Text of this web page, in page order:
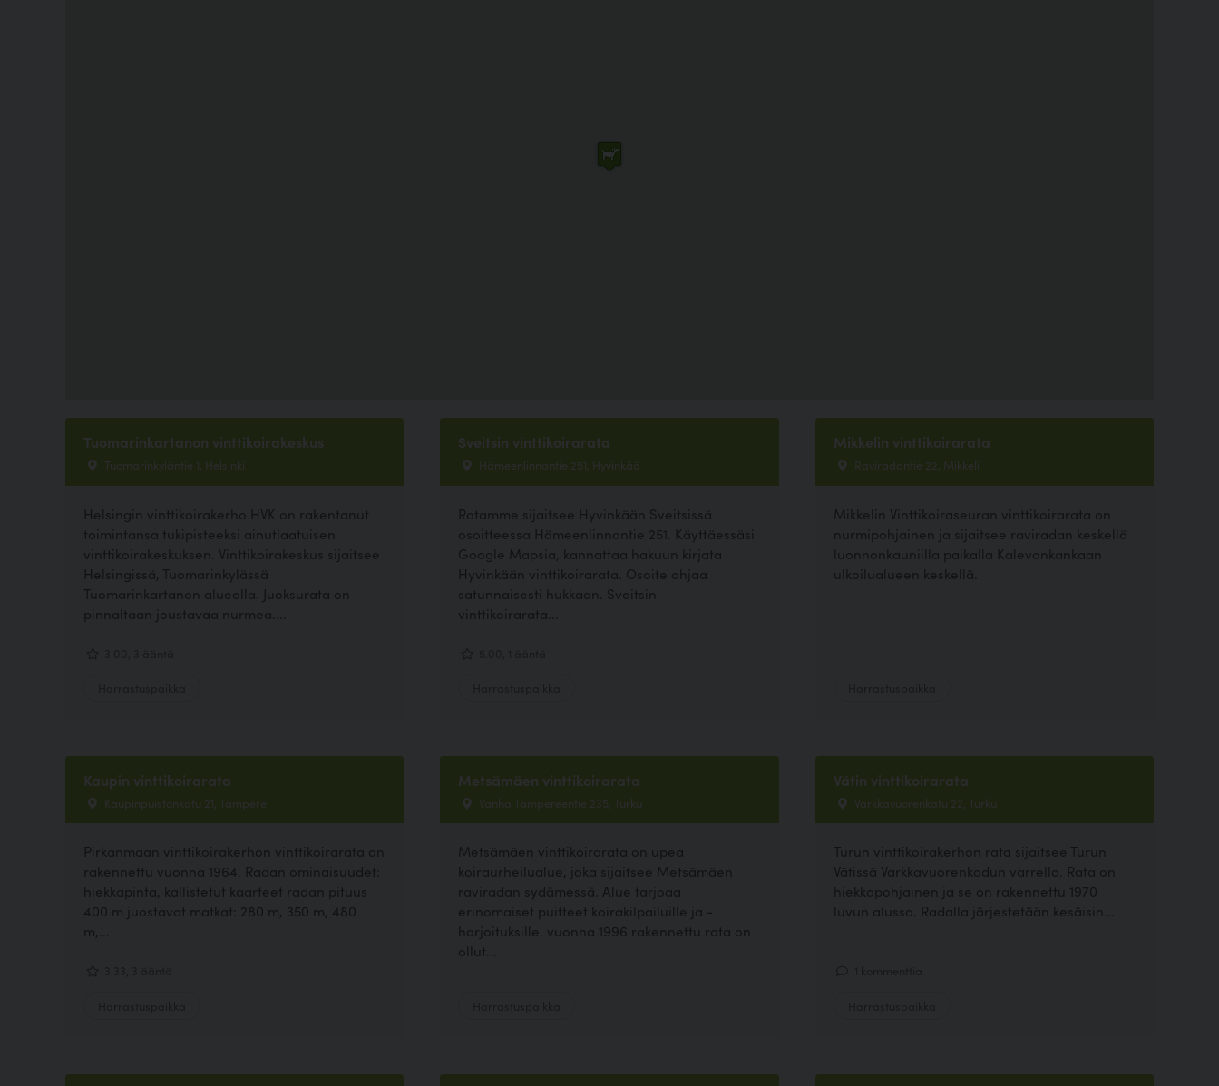
Tuomarinkartanon vinttikoirakeskus
Tuomarinkyläntie 1, Helsinki
Helsingin vinttikoirakerho HVK on rakentanut
toimintansa tukipisteeksi ainutlaatuisen
vinttikoirakeskuksen. Vinttikoirakeskus sijaitsee
Helsingissä, Tuomarinkylässä
Tuomarinkartanon alueella. Juoksurata on
pinnaltaan joustavaa nurmea....
Sveitsin vinttikoirarata
Hämeenlinnantie 251, Hyvinkää
Ratamme sijaitsee Hyvinkään Sveitsissä
osoitteessa Hämeenlinnantie 251. Käyttäessäsi
Google Mapsia, kannattaa hakuun kirjata
Hyvinkään vinttikoirarata. Osoite ohjaa
satunnaisesti hukkaan. Sveitsin
vinttikoirarata...
Mikkelin vinttikoirarata
Raviradantie 22, Mikkeli
Mikkelin Vinttikoiraseuran vinttikoirarata on
nurmipohjainen ja sijaitsee raviradan keskellä
luonnonkauniilla paikalla Kalevankankaan
ulkoilualueen keskellä.
Kaupin vinttikoirarata
Kaupinpuistonkatu 21, Tampere
Pirkanmaan vinttikoirakerhon vinttikoirarata on
rakennettu vuonna 1964. Radan ominaisuudet:
hiekkapinta, kallistetut kaarteet radan pituus
400 m juostavat matkat: 280 m, 350 m, 480
m,...
Metsämäen vinttikoirarata
Vanha Tampereentie 235, Turku
Metsämäen vinttikoirarata on upea
koiraurheilualue, joka sijaitsee Metsämäen
raviradan sydämessä. Alue tarjoaa
erinomaiset puitteet koirakilpailuille ja -
harjoituksille. vuonna 1996 rakennettu rata on
ollut...
Vätin vinttikoirarata
Varkkavuorenkatu 22, Turku
Turun vinttikoirakerhon rata sijaitsee Turun
Vätissä Varkkavuorenkadun varrella. Rata on
hiekkapohjainen ja se on rakennettu 1970
luvun alussa. Radalla järjestetään kesäisin...